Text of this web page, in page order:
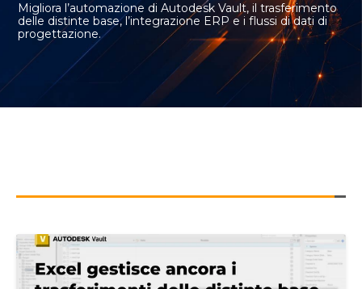
Migliora l’automazione di Autodesk Vault, il trasferimento
delle distinte base, l’integrazione ERP e i flussi di dati di
progettazione.